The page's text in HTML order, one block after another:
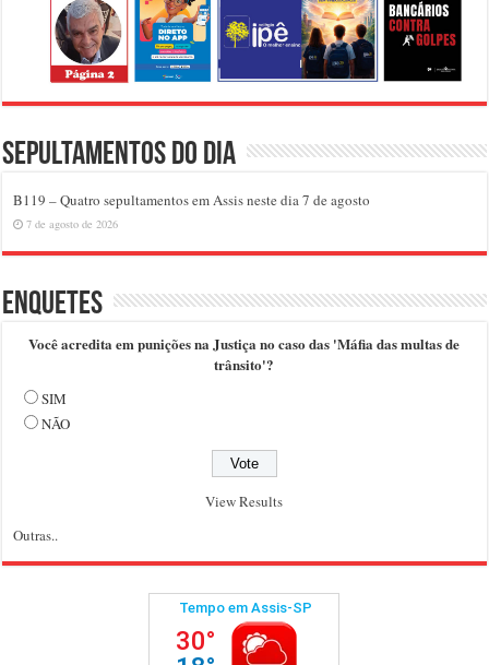
Sepultamentos do dia
B119 – Quatro sepultamentos em Assis neste dia 7 de agosto
7 de agosto de 2026
Enquetes
Você acredita em punições na Justiça no caso das 'Máfia das multas de
trânsito'?
SIM
NÃO
View Results
Outras..